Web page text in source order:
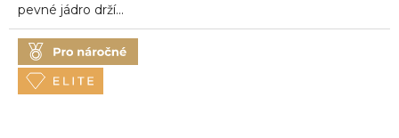
pevné jádro drží...